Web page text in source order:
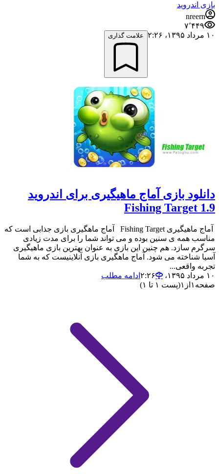
بازی اندروید
nreern
۷٬۴۴۹
۱۰ مرداد ۱۳۹۵،‏ ۲:۲۶
علامت گذاری
دانلود بازی آماج ماهیگیری برای اندروید
Fishing Target 1.9
آماج ماهیگیری Fishing Target آماج ماهگیری بازی جذابی است که
مناسب همه ی سنین بوده و می تواند شما را برای مدت زیادی
سرگرم سازد. هم چنین این بازی به عنوان بهترین بازی ماهیگیری
آسیا شناخته می شود. آماج ماهگیری بازی آنلاینیست که به شما
تجربه واقعی...
۱۰ مرداد ۱۳۹۵،‏ ۲:۲۶
ادامه مطلب
صفحه ۱ از ۱(پست ۱ تا ۱)